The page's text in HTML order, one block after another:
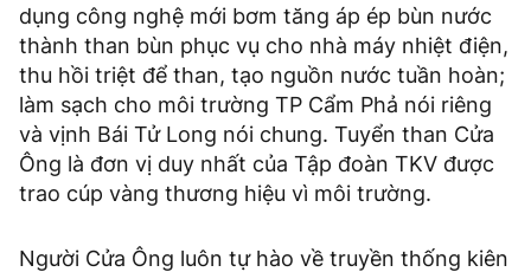
dụng công nghệ mới bơm tăng áp ép bùn nước
thành than bùn phục vụ cho nhà máy nhiệt điện,
thu hồi triệt để than, tạo nguồn nước tuần hoàn;
làm sạch cho môi trường TP Cẩm Phả nói riêng
và vịnh Bái Tử Long nói chung. Tuyển than Cửa
Ông là đơn vị duy nhất của Tập đoàn TKV được
trao cúp vàng thương hiệu vì môi trường.
Người Cửa Ông luôn tự hào về truyền thống kiên